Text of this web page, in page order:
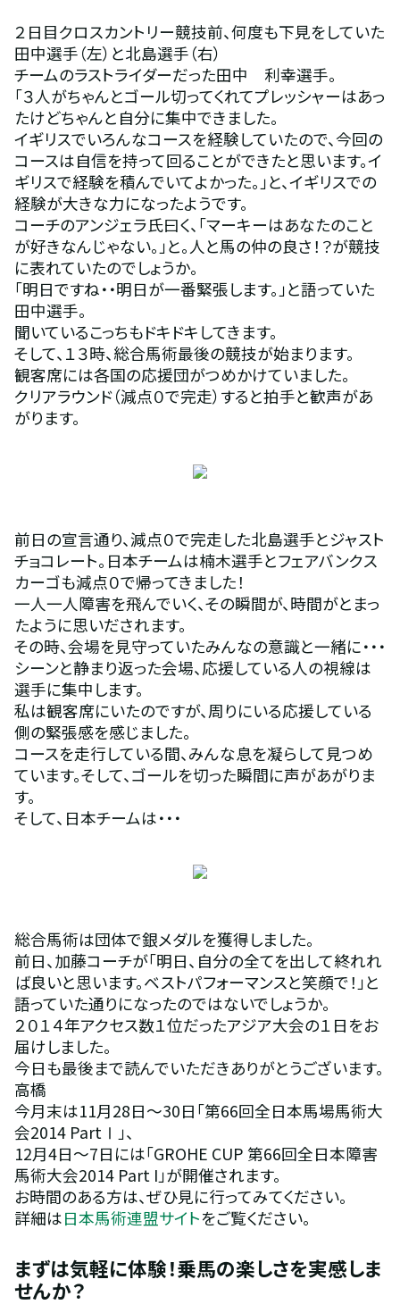
２日目クロスカントリー競技前、何度も下見をしていた
田中選手（左）と北島選手（右）
チームのラストライダーだった田中　利幸選手。
「３人がちゃんとゴール切ってくれてプレッシャーはあっ
たけどちゃんと自分に集中できました。
イギリスでいろんなコースを経験していたので、今回の
コースは自信を持って回ることができたと思います。イ
ギリスで経験を積んでいてよかった。」と、イギリスでの
経験が大きな力になったようです。
コーチのアンジェラ氏曰く、「マーキーはあなたのこと
が好きなんじゃない。」と。人と馬の仲の良さ！？が競技
に表れていたのでしょうか。
「明日ですね・・明日が一番緊張します。」と語っていた
田中選手。
聞いているこっちもドキドキしてきます。
そして、１３時、総合馬術最後の競技が始まります。
観客席には各国の応援団がつめかけていました。
クリアラウンド（減点０で完走）すると拍手と歓声があ
がります。
前日の宣言通り、減点０で完走した北島選手とジャスト
チョコレート。日本チームは楠木選手とフェアバンクス
カーゴも減点０で帰ってきました！
一人一人障害を飛んでいく、その瞬間が、時間がとまっ
たように思いだされます。
その時、会場を見守っていたみんなの意識と一緒に・・・
シーンと静まり返った会場、応援している人の視線は
選手に集中します。
私は観客席にいたのですが、周りにいる応援している
側の緊張感を感じました。
コースを走行している間、みんな息を凝らして見つめ
ています。そして、ゴールを切った瞬間に声があがりま
す。
そして、日本チームは・・・
総合馬術は団体で銀メダルを獲得しました。
前日、加藤コーチが「明日、自分の全てを出して終れれ
ば良いと思います。ベストパフォーマンスと笑顔で！」と
語っていた通りになったのではないでしょうか。
２０１４年アクセス数１位だったアジア大会の１日をお
届けしました。
今日も最後まで読んでいただきありがとうございます。
高橋
今月末は11月28日～30日「第66回全日本馬場馬術大
会2014 PartⅠ」、
12月4日～7日には「GROHE CUP 第66回全日本障害
馬術大会2014 Part I」が開催されます。
お時間のある方は、ぜひ見に行ってみてください。
詳細は日本馬術連盟サイトをご覧ください。
まずは気軽に体験！乗馬の楽しさを実感しま
せんか？